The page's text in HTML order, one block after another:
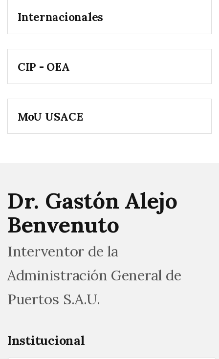
Internacionales
CIP - OEA
MoU USACE
Dr. Gastón Alejo
Benvenuto
Interventor de la
Administración General de
Puertos S.A.U.
Institucional